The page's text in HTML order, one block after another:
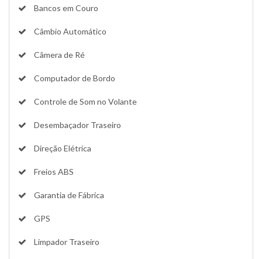
Bancos em Couro
Câmbio Automático
Câmera de Ré
Computador de Bordo
Controle de Som no Volante
Desembaçador Traseiro
Direção Elétrica
Freios ABS
Garantia de Fábrica
GPS
Limpador Traseiro